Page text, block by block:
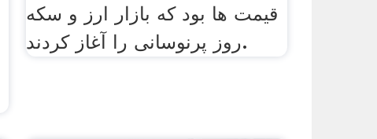
قیمت ها بود که بازار ارز و سکه
روز پرنوسانی را آغاز کردند.